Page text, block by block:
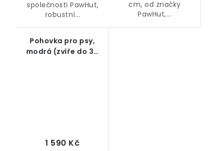
společnosti PawHut,
robustní...
cm, od značky
PawHut,...
Pohovka pro psy,
modrá (zvíře do 30
1 590 Kč